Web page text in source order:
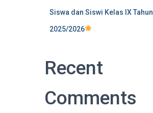
Siswa dan Siswi Kelas IX Tahun
2025/2026
Recent
Comments